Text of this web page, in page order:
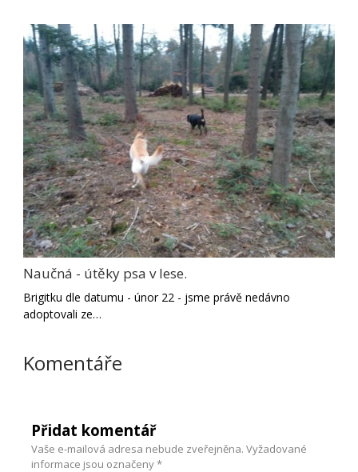
Naučná - útěky psa v lese.
Brigitku dle datumu - únor 22 - jsme právě nedávno
adoptovali ze…
Komentáře
Přidat komentář
Vaše e-mailová adresa nebude zveřejněna. Vyžadované
informace jsou označeny*